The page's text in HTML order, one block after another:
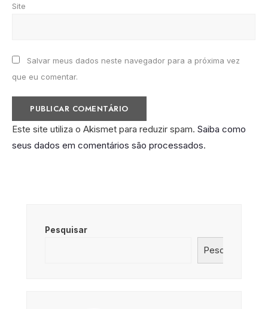
Site
Salvar meus dados neste navegador para a próxima vez
que eu comentar.
Este site utiliza o Akismet para reduzir spam. Saiba como
seus dados em comentários são processados.
Pesquisar
Pesquisar